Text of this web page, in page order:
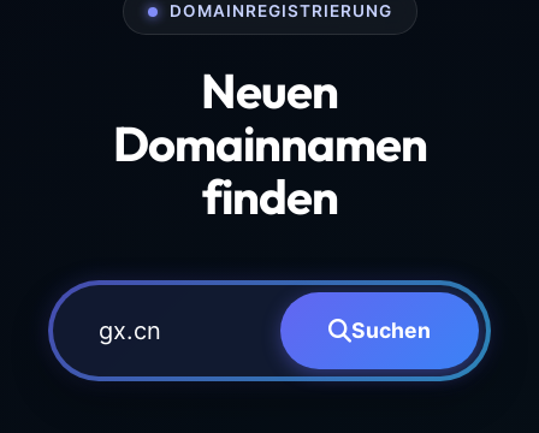
DOMAINREGISTRIERUNG
Neuen
Domainnamen
finden
Suchen